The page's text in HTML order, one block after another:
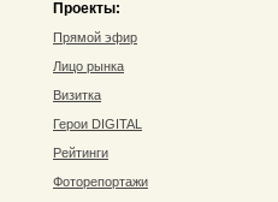
Проекты:
Прямой эфир
Лицо рынка
Визитка
Герои DIGITAL
Рейтинги
Фоторепортажи